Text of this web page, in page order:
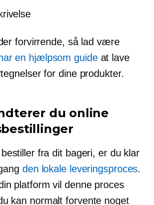
forvirrende, så lad være
en hjælpsom guideat lave
for dine produkter.
du online
fra dit bageri, er du klar
den lokale leveringsproces.
platform vil denne proces
kan normalt forvente noget